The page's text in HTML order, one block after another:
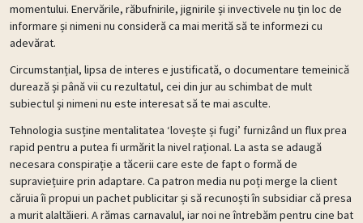
momentului. Enervările, răbufnirile, jignirile și invectivele nu țin loc de
informare și nimeni nu consideră ca mai merită să te informezi cu
adevărat.
Circumstanțial, lipsa de interes e justificată, o documentare temeinică
durează și până vii cu rezultatul, cei din jur au schimbat de mult
subiectul și nimeni nu este interesat să te mai asculte.
Tehnologia susține mentalitatea ‘lovește și fugi’ furnizând un flux prea
rapid pentru a putea fi urmărit la nivel rațional. La asta se adaugă
necesara conspirație a tăcerii care este de fapt o formă de
supraviețuire prin adaptare. Ca patron media nu poți merge la client
căruia îi propui un pachet publicitar și să recunoști în subsidiar că presa
a murit alaltăieri. A rămas carnavalul, iar noi ne întrebăm pentru cine bat